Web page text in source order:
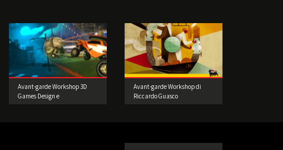
Avant-garde Workshop 3D
Games Design e
Avant-garde Workshop di
Riccardo Guasco